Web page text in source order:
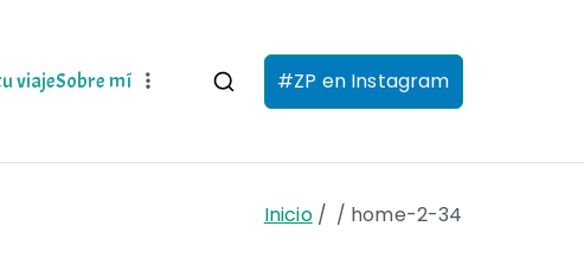
viajeSobre mí #ZP en Instagram
Inicio home-2-34